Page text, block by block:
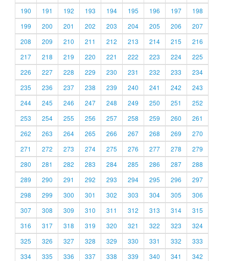
190
191 192 193 194 195 196 197
198
199
200 201 202 203 204 205 206
207
208
209 210 211 212 213 214 215
216
217
218 219 220 221 222 223 224
225
226
227 228 229 230 231 232 233
234
235
236 237 238 239 240 241 242
243
244
245 246 247 248 249 250 251
252
253
254 255 256 257 258 259 260
261
262
263 264 265 266 267 268 269
270
271
272 273 274 275 276 277 278
279
280
281 282 283 284 285 286 287
288
289
290 291 292 293 294 295 296
297
298
299 300 301 302 303 304 305
306
307
308 309 310 311 312 313 314
315
316
317 318 319 320 321 322 323
324
325
326 327 328 329 330 331 332
333
334
335 336 337 338 339 340 341 342